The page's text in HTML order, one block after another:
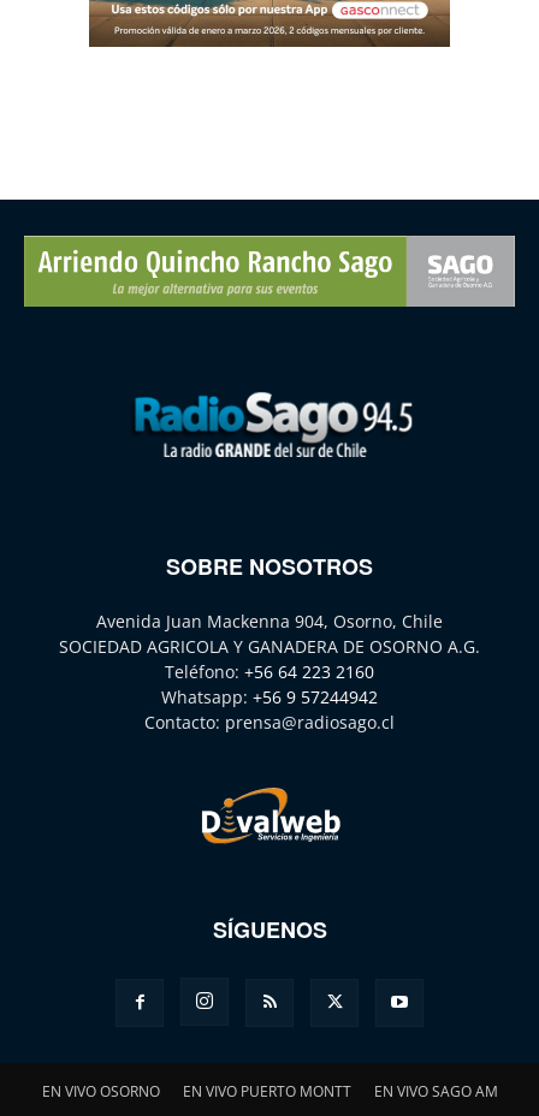
SOBRE NOSOTROS
Avenida Juan Mackenna 904, Osorno, Chile
SOCIEDAD AGRICOLA Y GANADERA DE OSORNO A.G.
Teléfono: +56 64 223 2160
Whatsapp: +56 9 57244942
Contacto: prensa@radiosago.cl
SÍGUENOS
EN VIVO OSORNO EN VIVO PUERTO MONTT EN VIVO SAGO AM